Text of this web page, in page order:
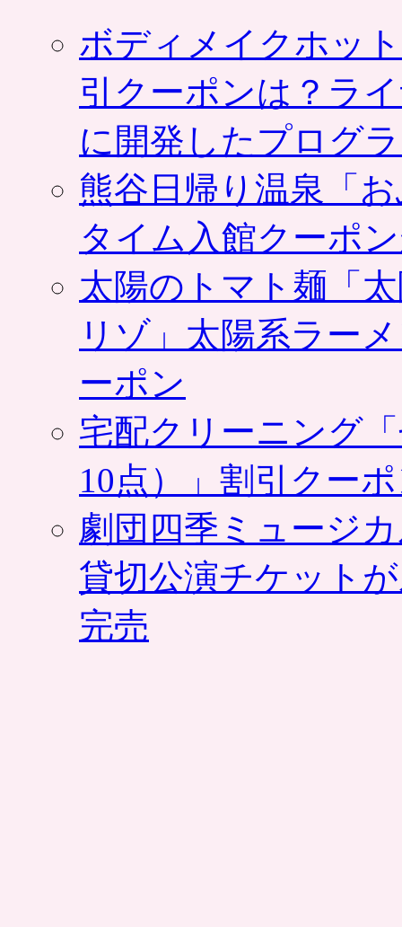
ボディメイクホッ
引クーポンは？ラ
に開発したプログ
熊谷日帰り温泉「
タイム入館クーポ
太陽のトマト麺「
リゾ」太陽系ラー
ーポン
宅配クリーニング
10点）」割引クー
劇団四季ミュージ
貸切公演チケット
完売